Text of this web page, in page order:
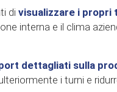
di visualizzare i propri
interna e il clima
dettagliati sulla
i turni e